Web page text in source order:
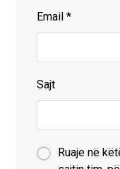
Email*
Sajt
Ruaje në